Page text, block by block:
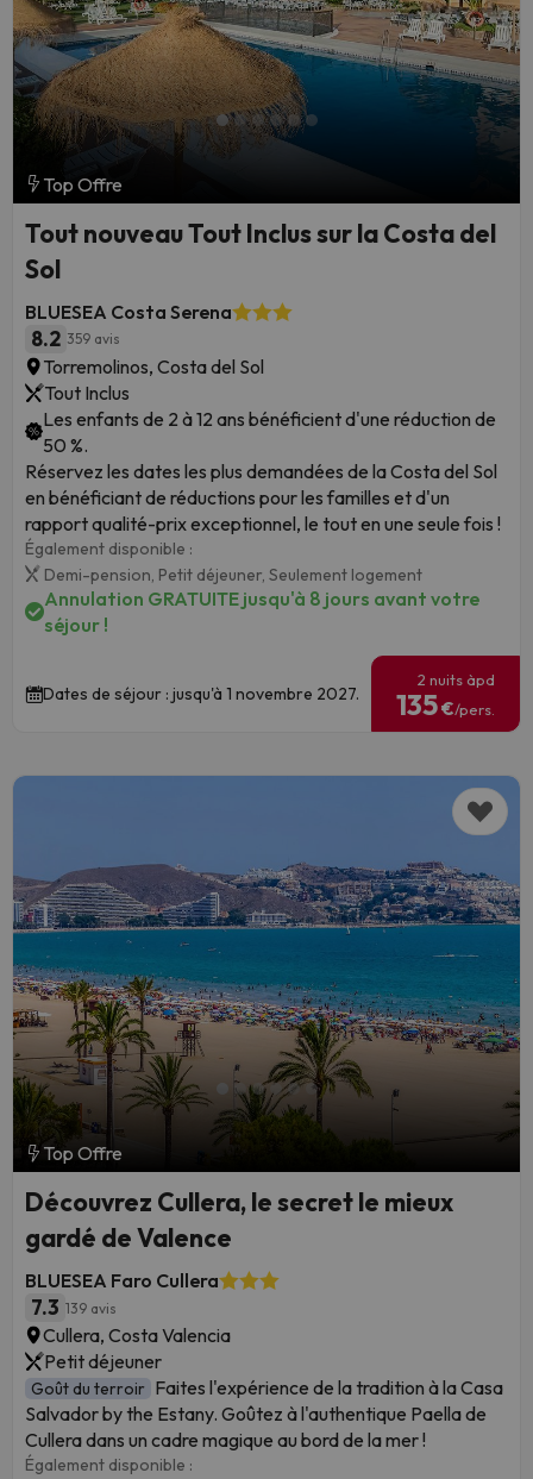
Top Offre
Tout nouveau Tout Inclus sur la Costa del
Sol
BLUESEA Costa Serena
8.2 359 avis
Torremolinos, Costa del Sol
Tout Inclus
Les enfants de 2 à 12 ans bénéficient d'une réduction de
50 %.
Réservez les dates les plus demandées de la Costa del Sol
en bénéficiant de réductions pour les familles et d'un
rapport qualité-prix exceptionnel, le tout en une seule fois !
Également disponible :
Demi-pension, Petit déjeuner, Seulement logement
Annulation GRATUITE jusqu'à 8 jours avant votre
séjour !
Dates de séjour : jusqu'à 1 novembre 2027.
2 nuits àpd
135€/pers.
Top Offre
Découvrez Cullera, le secret le mieux
gardé de Valence
BLUESEA Faro Cullera
7.3 139 avis
Cullera, Costa Valencia
Petit déjeuner
Goût du terroir Faites l'expérience de la tradition à la Casa
Salvador by the Estany. Goûtez à l'authentique Paella de
Cullera dans un cadre magique au bord de la mer !
Également disponible :